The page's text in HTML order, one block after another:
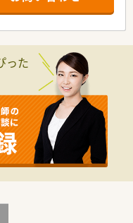
を活用した予防医療を推
談に立ち寄れる薬局を目指
導業務に専念できる体制を
物の在宅医療を提供でき
ける薬局』です！
設備環境もしっかりと整
できる体制がございま
ケジュールも組み立てや
です。
った